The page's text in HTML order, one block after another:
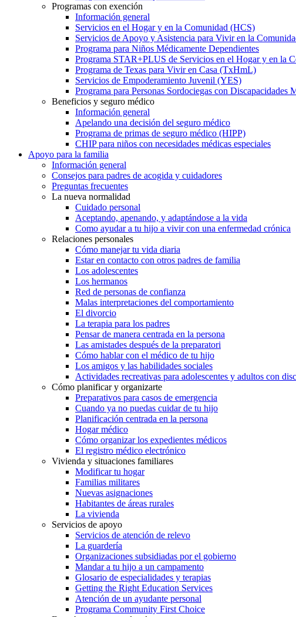
Programas con exención
Información general
Servicios en el Hogar y en la Comunidad (HCS)
Servicios de Apoyo y Asistencia para Vivir en la
Programa para Niños Médicamente Dependientes
Programa STAR+PLUS de Servicios en el Hogar y en la
Programa de Texas para Vivir en Casa (TxHmL)
Servicios de Empoderamiento Juvenil (YES)
Programa para Personas Sordociegas con
Beneficios y seguro médico
Información general
Apelando una decisión del seguro médico
Programa de primas de seguro médico (HIPP)
CHIP para niños con necesidades médicas especiales
Apoyo para la familia
Información general
Consejos para padres de acogida y cuidadores
Preguntas frecuentes
La nueva normalidad
Cuidado personal
Aceptando, apenando, y adaptándose a la vida
Como ayudar a tu hijo a vivir con una enfermedad crónica
Relaciones personales
Cómo manejar tu vida diaria
Estar en contacto con otros padres de familia
Los adolescentes
Los hermanos
Red de personas de confianza
Malas interpretaciones del comportamiento
El divorcio
La terapia para los padres
Pensar de manera centrada en la persona
Las amistades después de la preparatori
Cómo hablar con el médico de tu hijo
Los amigos y las habilidades sociales
Actividades recreativas para adolescentes y adultos con
Cómo planificar y organizarte
Preparativos para casos de emergencia
Cuando ya no puedas cuidar de tu hijo
Planificación centrada en la persona
Hogar médico
Cómo organizar los expedientes médicos
El registro médico electrónico
Vivienda y situaciones familiares
Modificar tu hogar
Familias militares
Nuevas asignaciones
Habitantes de áreas rurales
La vivienda
Servicios de apoyo
Servicios de atención de relevo
La guardería
Organizaciones subsidiadas por el gobierno
Mandar a tu hijo a un campamento
Glosario de especialidades y terapias
Getting the Right Education Services
Atención de un ayudante personal
Programa Community First Choice